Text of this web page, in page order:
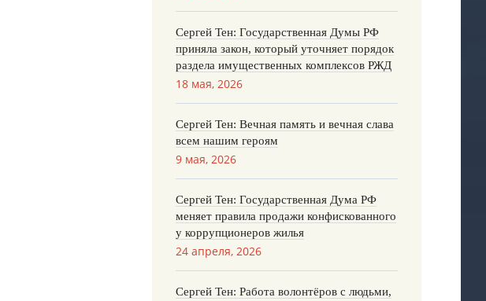
Сергей Тен: Государственная Думы РФ
приняла закон, который уточняет порядок
раздела имущественных комплексов РЖД
18 мая, 2026
Сергей Тен: Вечная память и вечная слава
всем нашим героям
9 мая, 2026
Сергей Тен: Государственная Дума РФ
меняет правила продажи конфискованного
у коррупционеров жилья
24 апреля, 2026
Сергей Тен: Работа волонтёров с людьми,